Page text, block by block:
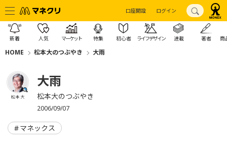
口座開設 ログイン
新着 人気 マーケット 特集 初心者 ライフデザイン 連載 著者 商
HOME 松本大のつぶやき 大雨
松本 大
大雨
松本大のつぶやき
2006/09/07
マネックス